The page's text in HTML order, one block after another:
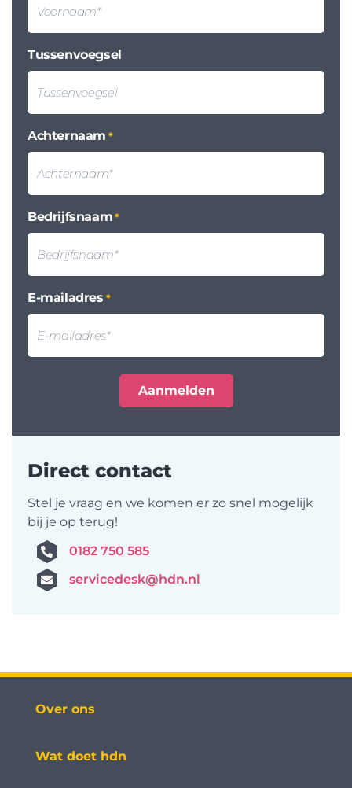
Tussenvoegsel
Achternaam *
Bedrijfsnaam *
E-mailadres *
Direct contact
Stel je vraag en we komen er zo snel mogelijk
bij je op terug!
0182 750 585
servicedesk@hdn.nl
Over ons
Wat doet hdn